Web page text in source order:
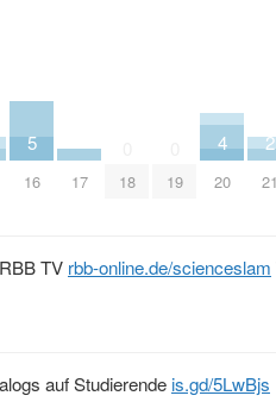
5
16 17 18 19
4
20
2
21
TV rbb-online.de/scienceslam
auf Studierende is.gd/5LwBjs